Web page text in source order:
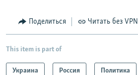
Поделиться Читать без VPN
This item is part of
Украина Россия Политика